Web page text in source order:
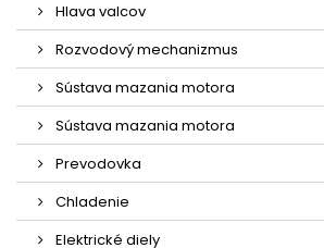
Hlava valcov
Rozvodový mechanizmus
Sústava mazania motora
Sústava mazania motora
Prevodovka
Chladenie
Elektrické diely